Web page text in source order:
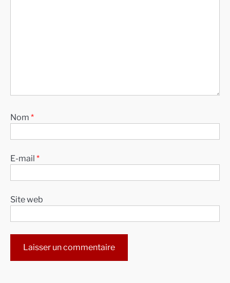
Nom *
E-mail *
Site web